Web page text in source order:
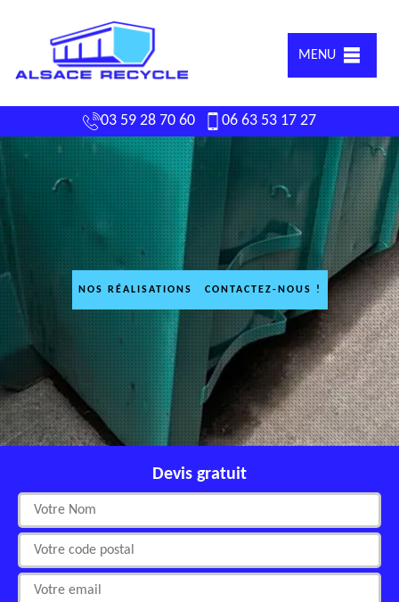
MENU
03 59 28 70 60 06 63 53 17 27
NOS RÉALISATIONS CONTACTEZ-NOUS !
Devis gratuit